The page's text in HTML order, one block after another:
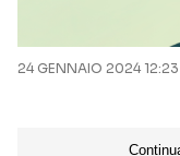
24 GENNAIO 2024 12:23